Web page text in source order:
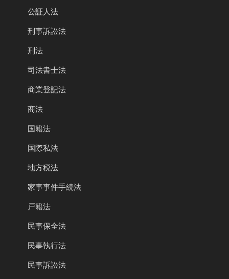
公証人法
刑事訴訟法
刑法
司法書士法
商業登記法
商法
国籍法
国際私法
地方税法
家事事件手続法
戸籍法
民事保全法
民事執行法
民事訴訟法